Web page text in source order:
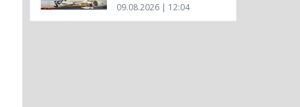
09.08.2026 | 12:04